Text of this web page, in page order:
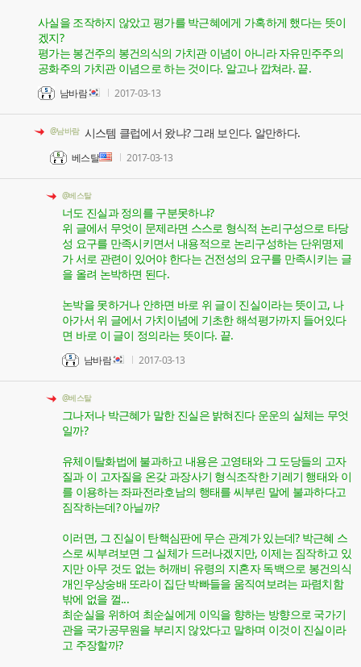
사실을 조작하지 않았고 평가를 박근혜에게 가혹하게 했다는 뜻이
겠지?
평가는 봉건주의 봉건의식의 가치관 이념이 아니라 자유민주주의
공화주의 가치관 이념으로 하는 것이다. 알고나 깝쳐라. 끝.
남바람 2017-03-13
@남바람 시스템 클럽에서 왔냐? 그래 보인다. 알만하다.
베스탈 2017-03-13
@베스탈
너도 진실과 정의를 구분못하냐?
위 글에서 무엇이 문제라면 스스로 형식적 논리구성으로 타당
성 요구를 만족시키면서 내용적으로 논리구성하는 단위명제
가 서로 관련이 있어야 한다는 건전성의 요구를 만족시키는 글
을 올려 논박하면 된다.
논박을 못하거나 안하면 바로 위 글이 진실이라는 뜻이고, 나
아가서 위 글에서 가치이념에 기초한 해석평가까지 들어있다
면 바로 이 글이 정의라는 뜻이다. 끝.
남바람 2017-03-13
@베스탈
그나저나 박근혜가 말한 진실은 밝혀진다 운운의 실체는 무엇
일까?
유체이탈화법에 불과하고 내용은 고영태와 그 도당들의 고자
질과 이 고자질을 온갖 과장사기 형식조작한 기레기 행태와 이
를 이용하는 좌파전라호남의 행태를 씨부린 말에 불과하다고
짐작하는데? 아닐까?
이러면, 그 진실이 탄핵심판에 무슨 관계가 있는데? 박근혜 스
스로 씨부려보면 그 실체가 드러나겠지만, 이제는 짐작하고 있
지만 아무 것도 없는 허깨비 유령의 지혼자 독백으로 봉건의식
개인우상숭배 또라이 집단 박빠들을 움직여보려는 파렴치함
밖에 없을 껄...
최순실을 위하여 최순실에게 이익을 향하는 방향으로 국가기
관을 국가공무원을 부리지 않았다고 말하며 이것이 진실이라
고 주장할까?